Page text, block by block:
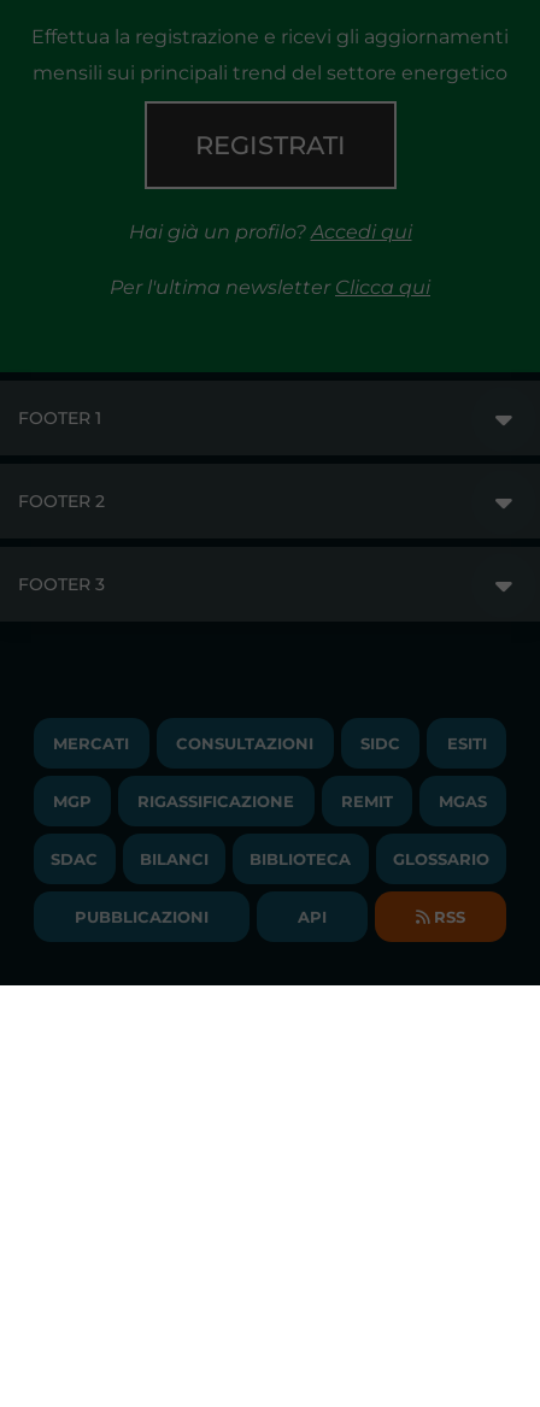
Effettua la registrazione e ricevi gli aggiornamenti
mensili sui principali trend del settore energetico
REGISTRATI
Hai già un profilo? Accedi qui
Per l'ultima newsletter Clicca qui
FOOTER 1
PUBBLICAZIONI
COMUNICATI/NEWS
NEWSLETTER
BILANCI DI ESERCIZIO
RELAZIONI ANNUALI
FOOTER 2
LAVORA CON NOI
CONTATTI
BANDI DI GARA E CONTRATTI
SOCIETA' TRASPARENTE
FOOTER 3
TRAYPORT M. ELETTRICO
LIQUIDITY PROVIDERS
BIBLIOTECA
GLOSSARIO
MERCATI CONSULTAZIONI SIDC ESITI
MGP RIGASSIFICAZIONE REMIT MGAS
SDAC BILANCI BIBLIOTECA GLOSSARIO
PUBBLICAZIONI API RSS